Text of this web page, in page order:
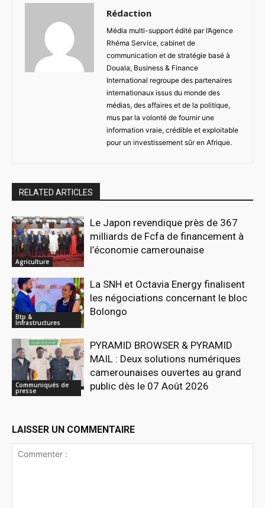
Rédaction
Média multi-support édité par l’Agence
Rhéma Service, cabinet de
communication et de stratégie basé à
Douala, Business & Finance
International regroupe des partenaires
internationaux issus du monde des
médias, des affaires et de la politique,
mus par la volonté de fournir une
information vraie, crédible et exploitable
pour un investissement sûr en Afrique.
RELATED ARTICLES
Agriculture
Le Japon revendique près de 367
milliards de Fcfa de financement à
l’économie camerounaise
Btp &
Infrastructures
La SNH et Octavia Energy finalisent
les négociations concernant le bloc
Bolongo
Communiqués de
presse
PYRAMID BROWSER & PYRAMID
MAIL : Deux solutions numériques
camerounaises ouvertes au grand
public dès le 07 Août 2026
LAISSER UN COMMENTAIRE